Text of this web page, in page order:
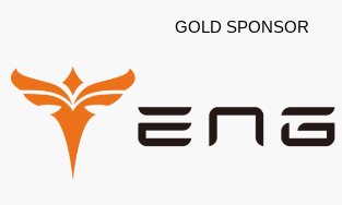
GOLD SPONSOR